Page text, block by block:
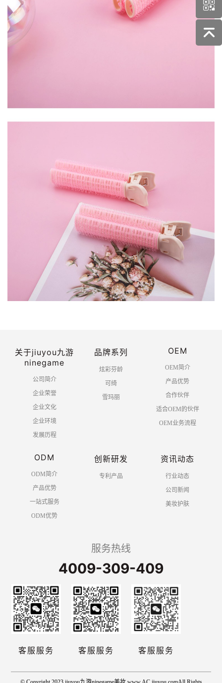
关于jiuyou九游
ninegame
公司简介
企业荣誉
企业文化
企业环境
发展历程
品牌系列
炫彩芬龄
可绮
雪玛丽
OEM
OEM简介
产品优势
合作伙伴
适合OEM的伙伴
OEM业务流程
ODM
ODM简介
产品优势
一站式服务
ODM优势
创新研发
专利产品
资讯动态
行业动态
公司新闻
美妆护肤
服务热线
4009-309-409
客服服务 客服服务 客服服务